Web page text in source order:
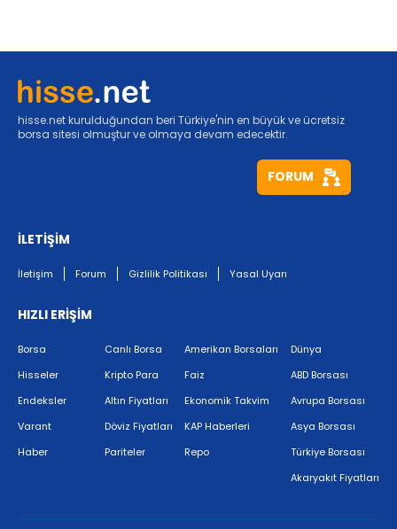
hisse.net kurulduğundan beri Türkiye'nin en büyük ve ücretsiz
borsa sitesi olmuştur ve olmaya devam edecektir.
FORUM
İLETİŞİM
İletişim Forum Gizlilik Politikası Yasal Uyarı
HIZLI ERİŞİM
Borsa
Hisseler
Endeksler
Varant
Haber
Canlı Borsa
Kripto Para
Altın Fiyatları
Döviz Fiyatları
Pariteler
Amerikan Borsaları
Faiz
Ekonomik Takvim
KAP Haberleri
Repo
Dünya
ABD Borsası
Avrupa Borsası
Asya Borsası
Türkiye Borsası
Akaryakıt Fiyatları